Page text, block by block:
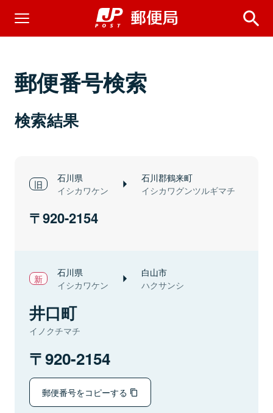
郵便番号検索
検索結果
石川県
イシカワケン
石川郡鶴来町
イシカワグンツルギマチ
920-2154
石川県
イシカワケン
白山市
ハクサンシ
井口町
イノクチマチ
920-2154
郵便番号をコピーする